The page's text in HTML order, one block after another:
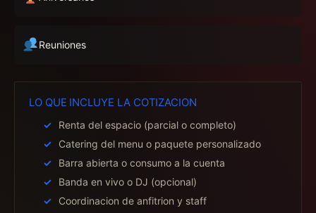
Reuniones
LO QUE INCLUYE LA COTIZACION
Renta del espacio (parcial o completo)
Catering del menu o paquete personalizado
Barra abierta o consumo a la cuenta
Banda en vivo o DJ (opcional)
Coordinacion de anfitrion y staff